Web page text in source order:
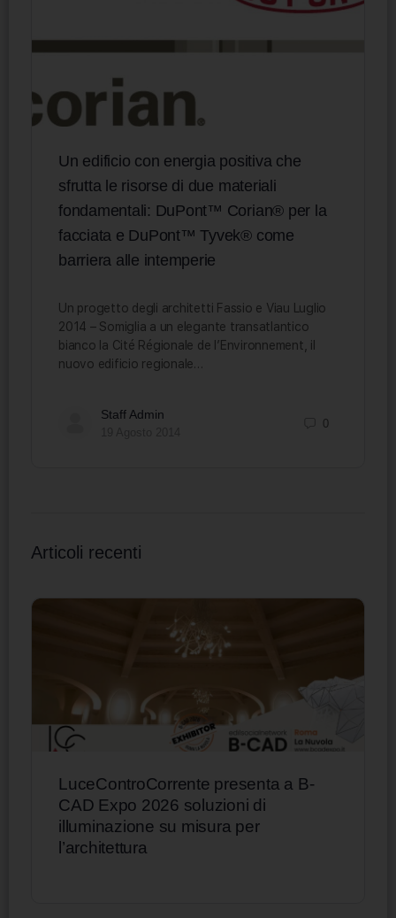
Un edificio con energia positiva che
sfrutta le risorse di due materiali
fondamentali: DuPont™ Corian® per la
facciata e DuPont™ Tyvek® come
barriera alle intemperie
Un progetto degli architetti Fassio e Viau Luglio
2014 – Somiglia a un elegante transatlantico
bianco la Cité Régionale de l’Environnement, il
nuovo edificio regionale…
Staff Admin
0
Articoli recenti
LuceControCorrente presenta a B-
CAD Expo 2026 soluzioni di
illuminazione su misura per
l’architettura